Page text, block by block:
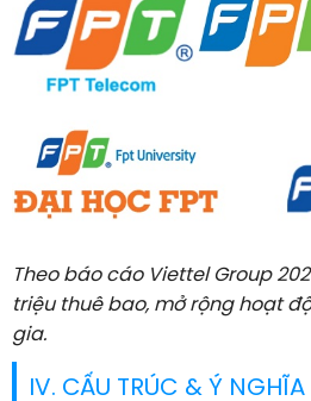
Theo báo cáo Viettel Group
triệu thuê bao, mở rộng hoạt
gia.
IV. CẤU TRÚC & Ý NGHĨA